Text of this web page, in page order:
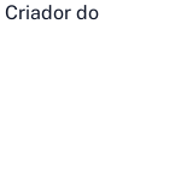
Criador do